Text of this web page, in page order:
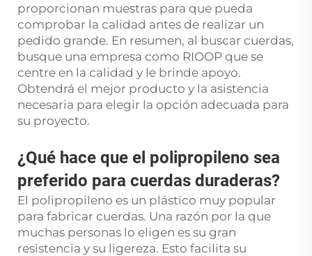
proporcionan muestras para que pueda
comprobar la calidad antes de realizar un
pedido grande. En resumen, al buscar cuerdas,
busque una empresa como RIOOP que se
centre en la calidad y le brinde apoyo.
Obtendrá el mejor producto y la asistencia
necesaria para elegir la opción adecuada para
su proyecto.
¿Qué hace que el polipropileno sea
preferido para cuerdas duraderas?
El polipropileno es un plástico muy popular
para fabricar cuerdas. Una razón por la que
muchas personas lo eligen es su gran
resistencia y su ligereza. Esto facilita su